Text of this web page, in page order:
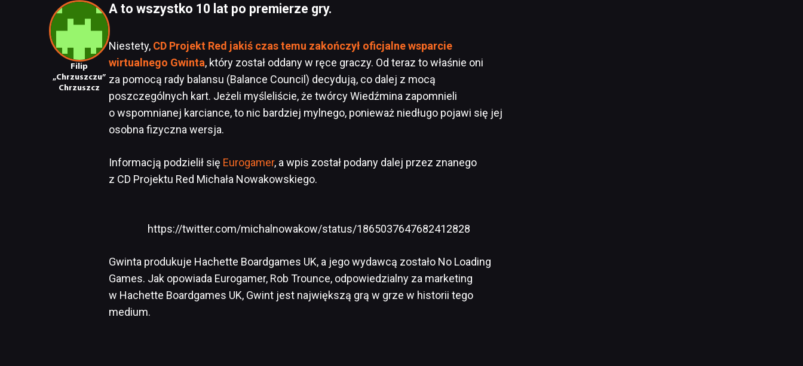
Filip
„Chrzuszczu”
Chrzuszcz
A to wszystko 10 lat po premierze gry.
Niestety, CD Projekt Red jakiś czas temu zakończył oficjalne wsparcie
wirtualnego Gwinta, który został oddany w ręce graczy. Od teraz to właśnie oni
za pomocą rady balansu (Balance Council) decydują, co dalej z mocą
poszczególnych kart. Jeżeli myśleliście, że twórcy Wiedźmina zapomnieli
o wspomnianej karciance, to nic bardziej mylnego, ponieważ niedługo pojawi się jej
osobna fizyczna wersja.
Informacją podzielił się Eurogamer, a wpis został podany dalej przez znanego
z CD Projektu Red Michała Nowakowskiego.
https://twitter.com/michalnowakow/status/1865037647682412828
Gwinta produkuje Hachette Boardgames UK, a jego wydawcą zostało No Loading
Games. Jak opowiada Eurogamer, Rob Trounce, odpowiedzialny za marketing
w Hachette Boardgames UK, Gwint jest największą grą w grze w historii tego
medium.